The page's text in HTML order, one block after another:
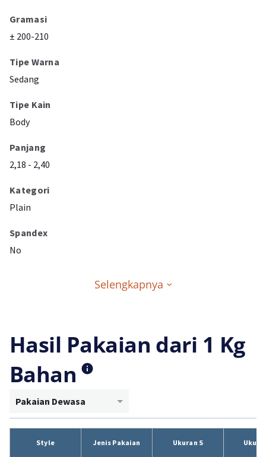
Gramasi
± 200-210
Tipe Warna
Sedang
Tipe Kain
Body
Panjang
2,18 - 2,40
Kategori
Plain
Spandex
No
Selengkapnya
Hasil Pakaian dari 1 Kg
Bahan
Pakaian Dewasa
Style Jenis Pakaian Ukuran S